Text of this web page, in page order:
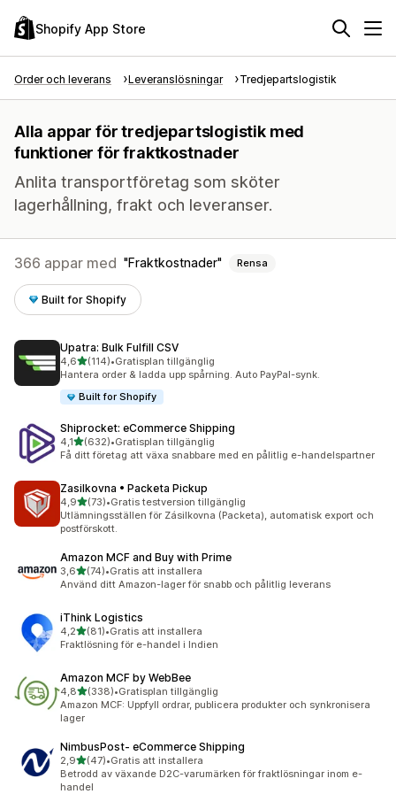
Shopify App Store
Order och leverans Leveranslösningar Tredjepartslogistik
Alla appar för tredjepartslogistik med
funktioner för fraktkostnader
Anlita transportföretag som sköter
lagerhållning, frakt och leveranser.
366 appar med Fraktkostnader Rensa
Built for Shopify
Upatra: Bulk Fulfill CSV
4,6av 5 stjärnor
(114)
114 recensioner totalt
•Gratisplan tillgänglig
Hantera order & ladda upp spårning. Auto PayPal-synk.
Built for Shopify
Shiprocket: eCommerce Shipping
4,1av 5 stjärnor
(632)
632 recensioner totalt
•Gratisplan tillgänglig
Få ditt företag att växa snabbare med en pålitlig e-handelspartner
Zasilkovna • Packeta Pickup
4,9av 5 stjärnor
(73)
73 recensioner totalt
•Gratis testversion tillgänglig
Utlämningsställen för Zásilkovna (Packeta), automatisk export och
postförskott.
Amazon MCF and Buy with Prime
3,6av 5 stjärnor
(74)
74 recensioner totalt
•Gratis att installera
Använd ditt Amazon-lager för snabb och pålitlig leverans
iThink Logistics
4,2av 5 stjärnor
(81)
81 recensioner totalt
•Gratis att installera
Fraktlösning för e-handel i Indien
Amazon MCF by WebBee
4,8av 5 stjärnor
(338)
338 recensioner totalt
•Gratisplan tillgänglig
Amazon MCF: Uppfyll ordrar, publicera produkter och synkronisera
lager
NimbusPost‑ eCommerce Shipping
2,9av 5 stjärnor
(47)
47 recensioner totalt
•Gratis att installera
Betrodd av växande D2C-varumärken för fraktlösningar inom e-
handel